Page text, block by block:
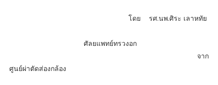
โดย รศ.นพ.ศิระ เลาหทัย
ศัลยแพทย์ทรวงอก
จาก
ศูนย์ผ่าตัดส่องกล้อง